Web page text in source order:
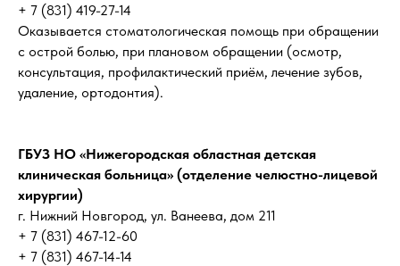
+ 7 (831) 419-27-14
Оказывается стоматологическая помощь при обращении
с острой болью, при плановом обращении (осмотр,
консультация, профилактический приём, лечение зубов,
удаление, ортодонтия).
ГБУЗ НО «Нижегородская областная детская
клиническая больница» (отделение челюстно-лицевой
хирургии)
г. Нижний Новгород, ул. Ванеева, дом 211
+ 7 (831) 467-12-60
+ 7 (831) 467-14-14